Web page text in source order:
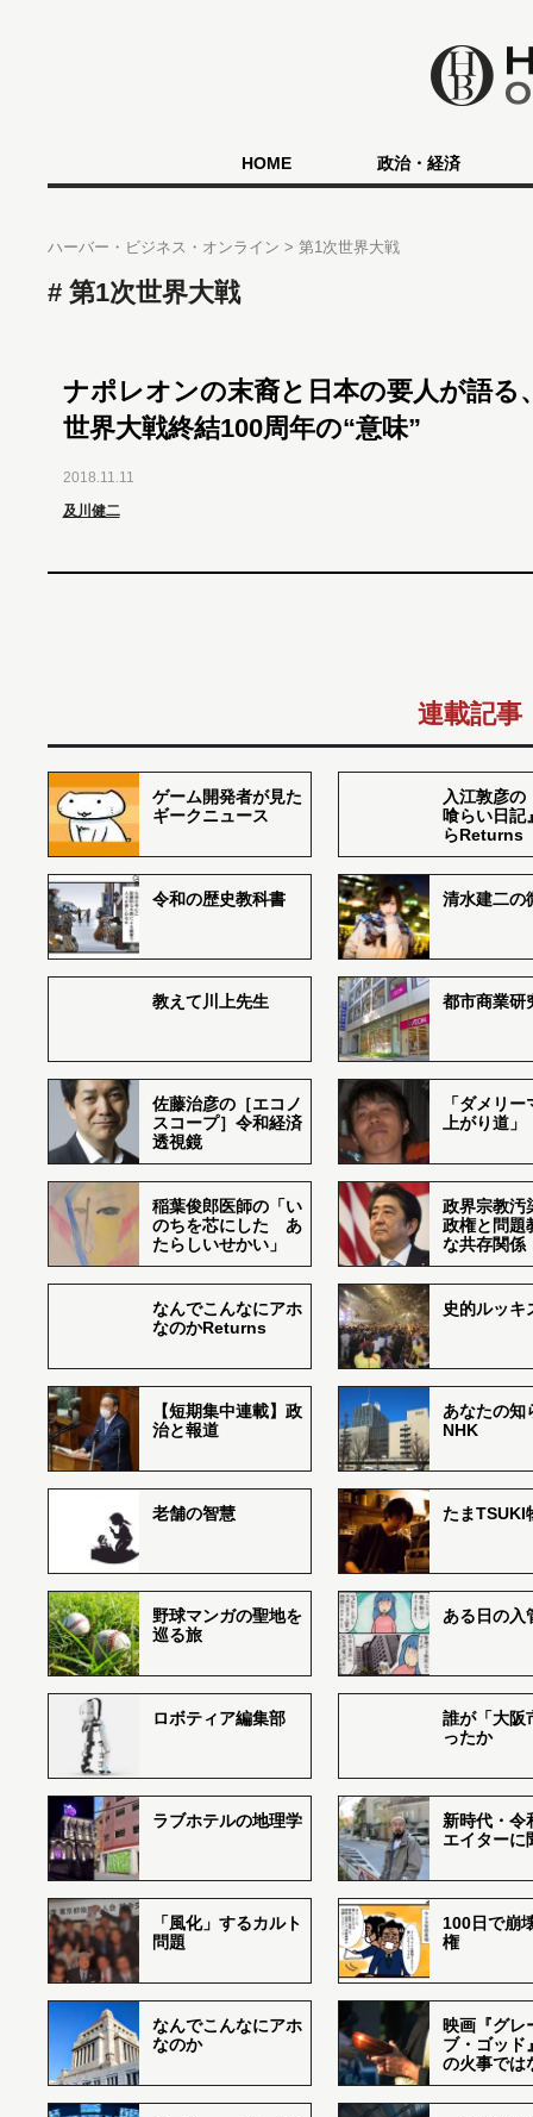
HOME 政治・経済
ハーバー・ビジネス・オンライン 第1次世界大戦
第1次世界大戦
ナポレオンの末裔と日本の要人が語る
世界大戦終結100周年の“意味”
2018.11.11
及川健二
連載記事
ゲーム開発者が見た
ギークニュース
入江敦彦の
喰らい日記
らReturns
令和の歴史教科書 清水建二の
教えて川上先生 都市商業研
佐藤治彦の［エコノ
スコープ］令和経済
透視鏡
「ダメリ
上がり道」
稲葉俊郎医師の「い
のちを芯にした あ
たらしいせかい」
政界宗教汚
政権と問題
な共存関係
なんでこんなにアホ
なのかReturns
史的ルッキ
【短期集中連載】政
治と報道
あなたの知
NHK
老舗の智慧 たまTSUKI
野球マンガの聖地を
巡る旅
ある日の入
ロボティア編集部
誰が「大阪
ったか
ラブホテルの地理学
新時代・令
エイターに
「風化」するカルト
問題
100日で崩
権
なんでこんなにアホ
なのか
映画『グレ
ブ・ゴッド
の火事では